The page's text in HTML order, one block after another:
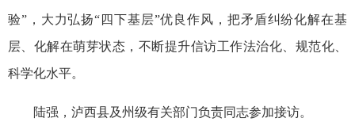
验”，大力弘扬“四下基层”优良作风，把矛盾纠纷化解在基
层、化解在萌芽状态，不断提升信访工作法治化、规范化、
科学化水平。
陆强，泸西县及州级有关部门负责同志参加接访。